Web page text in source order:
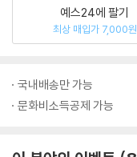
예스24에 팔기
최상 매입가 7,000원
국내배송만 가능
문화비소득공제 가능